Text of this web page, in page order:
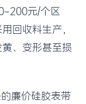
200元/个区
回收料生产，
、变形甚至损
廉价硅胶表带